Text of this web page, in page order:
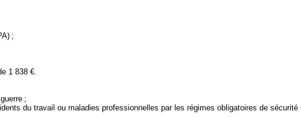
;
1 838 €.
;
du travail ou maladies professionnelles par les régimes obligatoires de sécurité